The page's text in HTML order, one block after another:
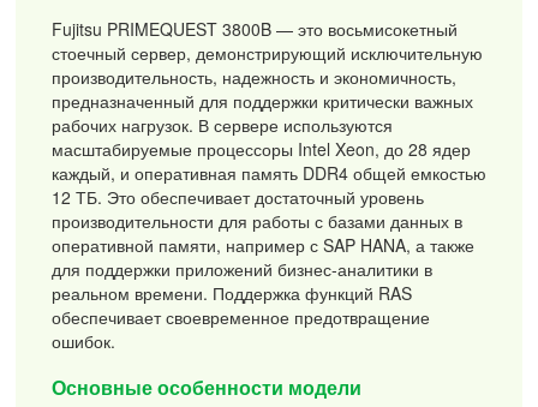
Fujitsu PRIMEQUEST 3800B — это восьмисокетный
стоечный сервер, демонстрирующий исключительную
производительность, надежность и экономичность,
предназначенный для поддержки критически важных
рабочих нагрузок. В сервере используются
масштабируемые процессоры Intel Xeon, до 28 ядер
каждый, и оперативная память DDR4 общей емкостью
12 ТБ. Это обеспечивает достаточный уровень
производительности для работы с базами данных в
оперативной памяти, например с SAP HANA, а также
для поддержки приложений бизнес-аналитики в
реальном времени. Поддержка функций RAS
обеспечивает своевременное предотвращение
ошибок.
Основные особенности модели